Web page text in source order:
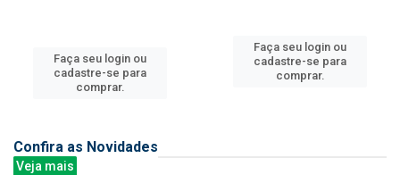
Faça seu login ou
cadastre-se para
comprar.
Faça seu login ou
cadastre-se para
comprar.
Confira as Novidades
Veja mais